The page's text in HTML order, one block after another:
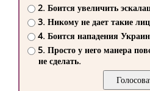
2. Боится увеличить
3. Никому не дает такие
4. Боится нападения
5. Просто у него манера
не сделать.